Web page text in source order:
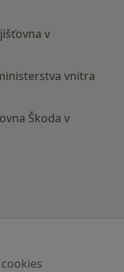
v
vnitra
Škoda v